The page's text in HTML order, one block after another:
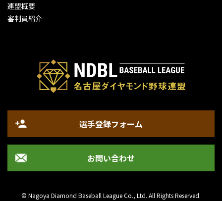
連盟概要
審判員紹介
選手登録フォーム
お問い合わせ
© Nagoya Diamond Baseball League Co., Ltd. All Rights Reserved.